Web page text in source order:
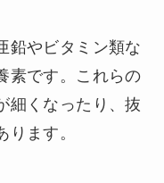
鉛やビタミン類な
素です。これらの
細くなったり、抜
ます。